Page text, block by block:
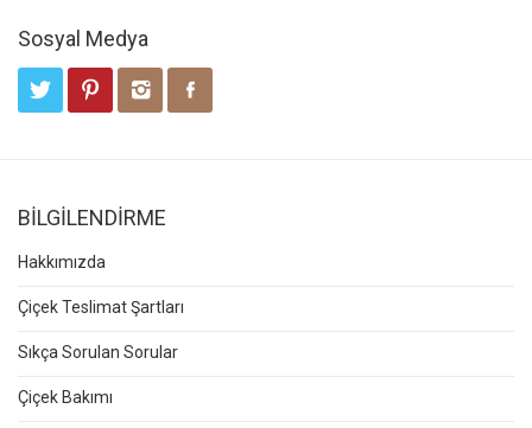
Sosyal Medya
BİLGİLENDİRME
Hakkımızda
Çiçek Teslimat Şartları
Sıkça Sorulan Sorular
Çiçek Bakımı